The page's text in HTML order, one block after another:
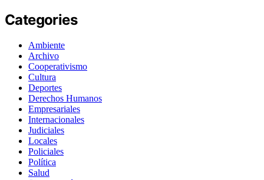
Categories
Ambiente
Archivo
Cooperativismo
Cultura
Deportes
Derechos Humanos
Empresariales
Internacionales
Judiciales
Locales
Policiales
Política
Salud